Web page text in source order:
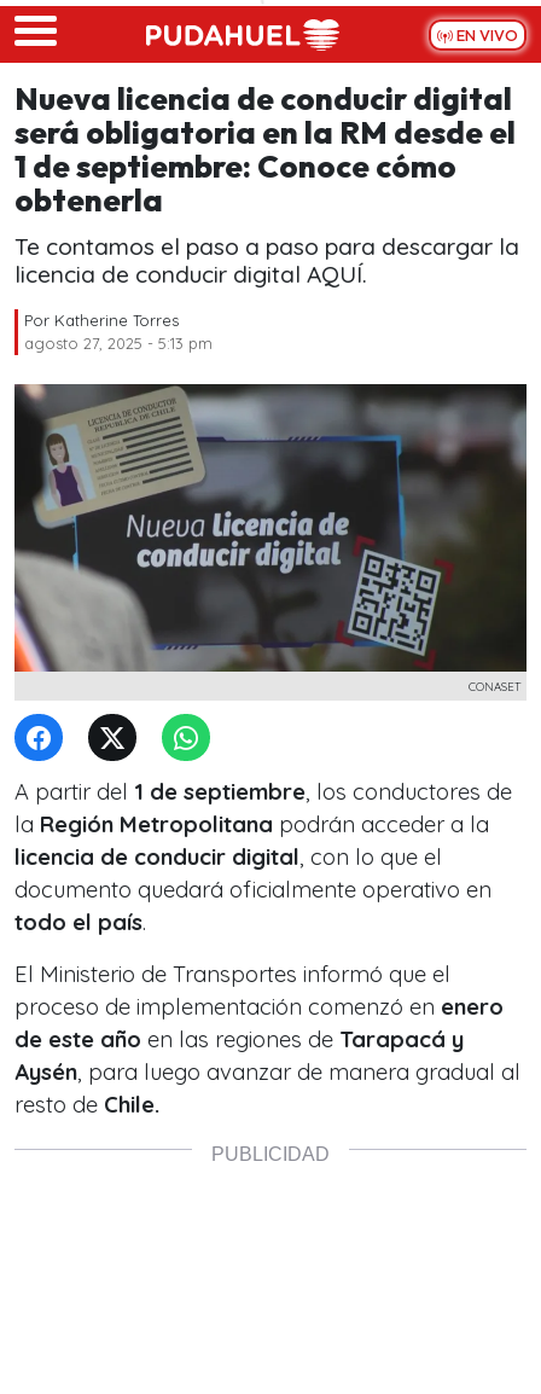
Skip to main content
EN VIVO
Nueva licencia de conducir digital
será obligatoria en la RM desde el
1 de septiembre: Conoce cómo
obtenerla
Te contamos el paso a paso para descargar la
licencia de conducir digital AQUÍ.
Por Katherine Torres
agosto 27, 2025 - 5:13 pm
CONASET
A partir del 1 de septiembre, los conductores de
la Región Metropolitana podrán acceder a la
licencia de conducir digital, con lo que el
documento quedará oficialmente operativo en
todo el país.
El Ministerio de Transportes informó que el
proceso de implementación comenzó en enero
de este año en las regiones de Tarapacá y
Aysén, para luego avanzar de manera gradual al
resto de Chile.